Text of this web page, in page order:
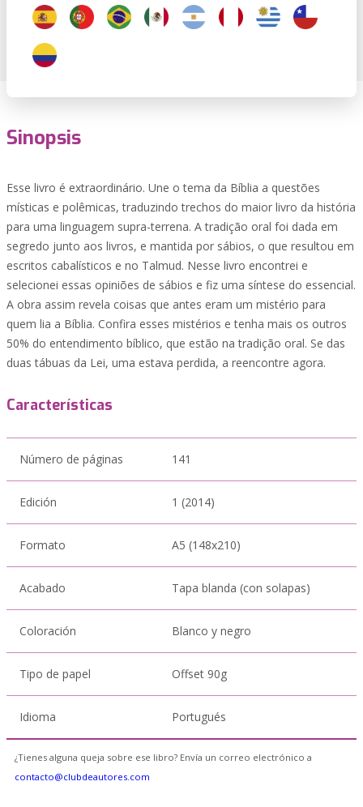
Sinopsis
Esse livro é extraordinário. Une o tema da Bíblia a questões
místicas e polêmicas, traduzindo trechos do maior livro da história
para uma linguagem supra-terrena. A tradição oral foi dada em
segredo junto aos livros, e mantida por sábios, o que resultou em
escritos cabalísticos e no Talmud. Nesse livro encontrei e
selecionei essas opiniões de sábios e fiz uma síntese do essencial.
A obra assim revela coisas que antes eram um mistério para
quem lia a Bíblia. Confira esses mistérios e tenha mais os outros
50% do entendimento bíblico, que estão na tradição oral. Se das
duas tábuas da Lei, uma estava perdida, a reencontre agora.
Características
Número de páginas 141
Edición 1 (2014)
Formato A5 (148x210)
Acabado Tapa blanda (con solapas)
Coloración Blanco y negro
Tipo de papel Offset 90g
Idioma Portugués
¿Tienes alguna queja sobre ese libro? Envía un correo electrónico a
contacto@clubdeautores.com